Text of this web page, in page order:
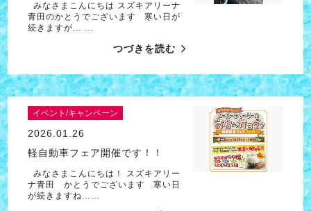
みなさまこんにちは スズキアリーナ
青田のかとうでございます 寒い日が
続きますが… …
つづきを読む
イベント/キャンペーン
2026.01.26
軽自動車フェア開催です！！
みなさまこんにちは！ スズキアリー
ナ青田 かとうでございます 寒い日
が続きますね……